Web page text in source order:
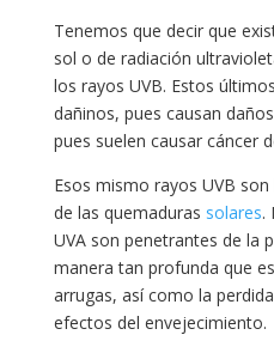
Tenemos que decir que
sol o de radiación
los rayos UVB. Estos
dañinos, pues causan
pues suelen causar cáncer
Esos mismo rayos UVB
de las quemaduras solares.
UVA son penetrantes de la
manera tan profunda que
arrugas, así como la
efectos del envejecimiento.